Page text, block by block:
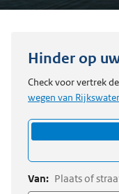
Hinder op
Check voor vertrek
wegen van
Van: Plaats of